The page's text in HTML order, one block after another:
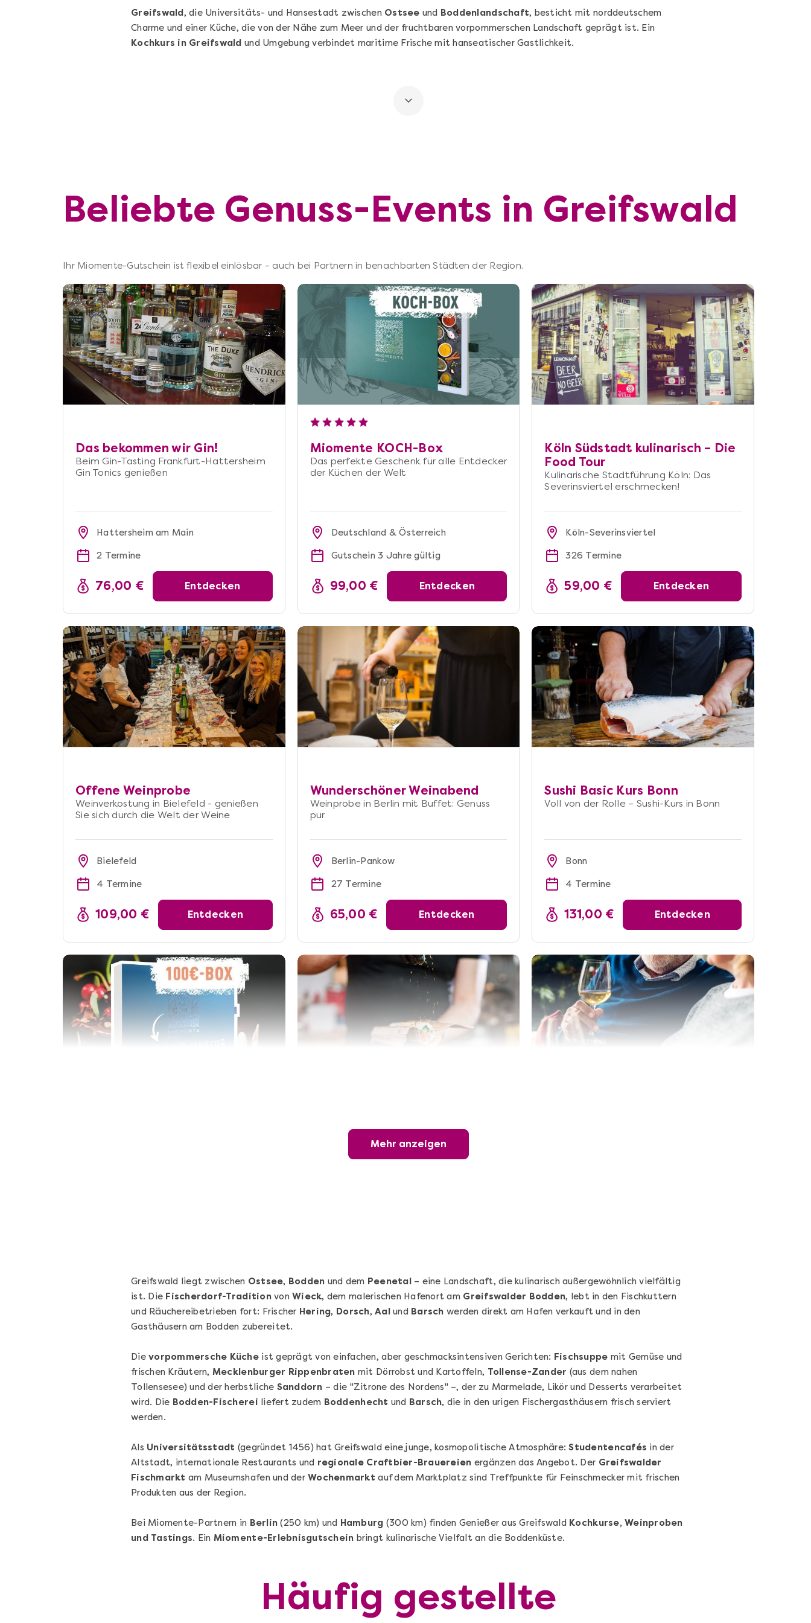
Greifswald, die Universitäts- und Hansestadt zwischen Ostsee und Boddenlandschaft, besticht mit norddeutschem
Charme und einer Küche, die von der Nähe zum Meer und der fruchtbaren vorpommerschen Landschaft geprägt ist. Ein
Kochkurs in Greifswald und Umgebung verbindet maritime Frische mit hanseatischer Gastlichkeit.
Beliebte Genuss-Events in Greifswald
Ihr Miomente-Gutschein ist flexibel einlösbar – auch bei Partnern in benachbarten Städten der Region.
Das bekommen wir Gin!
Beim Gin-Tasting Frankfurt-Hattersheim
Gin Tonics genießen
Hattersheim am Main
2 Termine
76,00 € Entdecken
Miomente KOCH-Box
Das perfekte Geschenk für alle Entdecker
der Küchen der Welt
Deutschland & Österreich
Gutschein 3 Jahre gültig
99,00 € Entdecken
Köln Südstadt kulinarisch – Die
Food Tour
Kulinarische Stadtführung Köln: Das
Severinsviertel erschmecken!
Köln-Severinsviertel
326 Termine
59,00 € Entdecken
Offene Weinprobe
Weinverkostung in Bielefeld - genießen
Sie sich durch die Welt der Weine
Bielefeld
4 Termine
109,00 € Entdecken
Wunderschöner Weinabend
Weinprobe in Berlin mit Buffet: Genuss
pur
Berlin-Pankow
27 Termine
65,00 € Entdecken
Sushi Basic Kurs Bonn
Voll von der Rolle – Sushi-Kurs in Bonn
Bonn
4 Termine
131,00 € Entdecken
Online Sushi Kochkurs: Alles rund um die
perfekte Maki-Rolle!
Die beste Pizza@Home
Vom richtigen Kneten und dem perfekten
Ganz Deutschland und Österreich
Sushi Selber Machen - DIY-Set
Sushi Starter Set: DIY-Box mit Videokurs
Ganz Deutschland & Österreich
99,00 € Entdecken
Cocktails Selber Machen - DIY-
Set
Mehr anzeigen
Greifswald liegt zwischen Ostsee, Bodden und dem Peenetal– eine Landschaft, die kulinarisch außergewöhnlich vielfältig
ist. Die Fischerdorf-TraditionvonWieck, dem malerischen Hafenort am Greifswalder Bodden, lebt in den Fischkuttern
und Räuchereibetrieben fort: Frischer Hering, Dorsch,Aalund Barsch werden direkt am Hafen verkauft und in den
Gasthäusern am Bodden zubereitet.
Dievorpommersche Küche ist geprägt von einfachen, aber geschmacksintensiven Gerichten: Fischsuppe mit Gemüse und
frischen Kräutern, Mecklenburger Rippenbraten mit Dörrobst und Kartoffeln, Tollense-Zander (aus dem nahen
Tollensesee) und der herbstliche Sanddorn – die "Zitrone des Nordens" –, der zu Marmelade, Likör und Desserts verarbeitet
wird. Die Bodden-Fischerei liefert zudem Boddenhecht und Barsch, die in den urigen Fischergasthäusern frisch serviert
werden.
Als Universitätsstadt (gegründet 1456) hat Greifswald eine junge, kosmopolitische Atmosphäre:Studentencafés in der
Altstadt, internationale Restaurants und regionale Craftbier-Brauereien ergänzen das Angebot. Der Greifswalder
Fischmarkt am Museumshafen und derWochenmarkt auf dem Marktplatz sind Treffpunkte für Feinschmecker mit frischen
Produkten aus der Region.
Bei Miomente-Partnern in Berlin (250 km) und Hamburg (300 km) finden Genießer aus Greifswald Kochkurse, Weinproben
und Tastings. Ein Miomente-Erlebnisgutschein bringt kulinarische Vielfalt an die Boddenküste.
Häufig gestellte